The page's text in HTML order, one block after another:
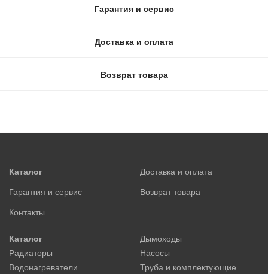
Гарантия и сервис
Доставка и оплата
Возврат товара
Каталог
Доставка и оплата
Гарантия и сервис
Возврат товара
Контакты
Каталог
Дымоходы
Радиаторы
Насосы
Водонагреватели
Труба и комплектующие